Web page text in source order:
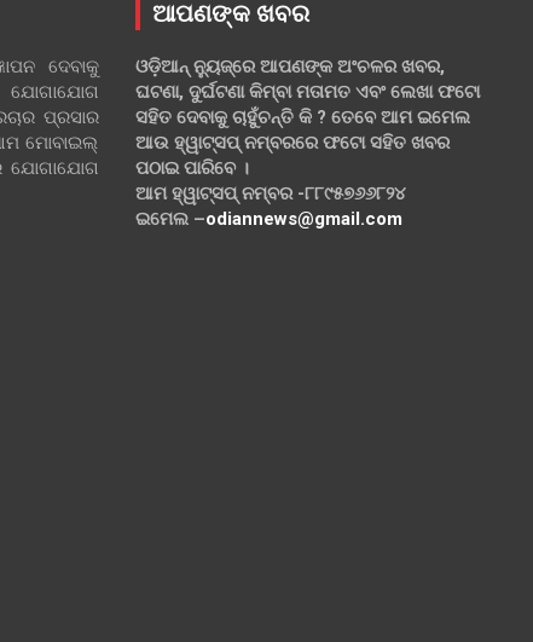
ଦେବାକୁ
ପ୍ରସାର
ମୋବାଇଲ୍
ଯୋଗାଯୋଗ
ଆପଣଙ୍କ ଖବର
ଓଡ଼ିଆନ୍ ନ୍ୟୁଜ୍‌ରେ ଆପଣଙ୍କ ଅଂଚଳର ଖବର,
ଘଟଣା, ଦୁର୍ଘଟଣା କିମ୍ବା ମତାମତ ଏବଂ ଲେଖା ଫଟୋ
ସହିତ ଦେବାକୁ ଚାହୁଁଚନ୍ତି କି ? ତେବେ ଆମ ଇମେଲ
ଆଉ ହ୍ୱାଟ୍‌ସପ୍ ନମ୍ବରରେ ଫଟୋ ସହିତ ଖବର
ପଠାଇ ପାରିବେ ।
ଆମ ହ୍ୱାଟ୍‌ସପ୍ ନମ୍ବର -୮୮୯୫୭୬୬୮୨୪
ଇମେଲ –odiannews@gmail.com